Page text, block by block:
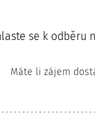
se k odběru
Máte li zájem